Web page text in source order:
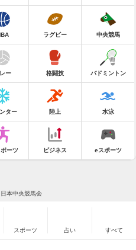
ラグビー 中央競馬
ー 格闘技 バドミントン
ター 陸上 水泳
ーツ ビジネス eスポーツ
本中央競馬会
スポーツ 占い すべて